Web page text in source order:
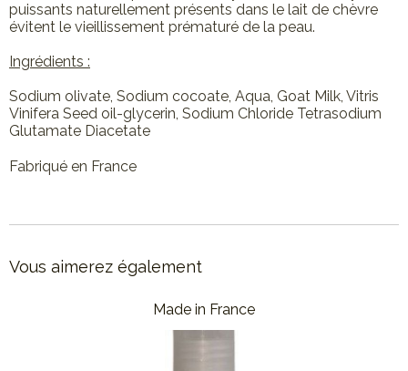
puissants naturellement présents dans le lait de chèvre
évitent le vieillissement prématuré de la peau.
Ingrédients :
Sodium olivate, Sodium cocoate, Aqua, Goat Milk, Vitris
Vinifera Seed oil-glycerin, Sodium Chloride Tetrasodium
Glutamate Diacetate
Fabriqué en France
Vous aimerez également
Made in France